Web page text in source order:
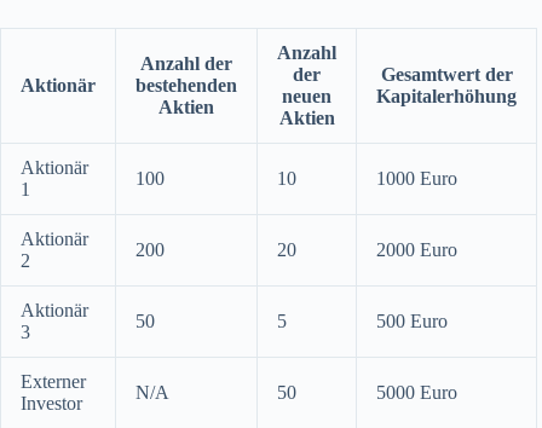
Aktionär
Anzahl der
bestehenden
Aktien
Anzahl
der
neuen
Aktien
Gesamtwert der
Kapitalerhöhung
Aktionär
1
100 10 1000 Euro
Aktionär
2
200 20 2000 Euro
Aktionär
3
50 5 500 Euro
Externer
Investor
N/A 50 5000 Euro